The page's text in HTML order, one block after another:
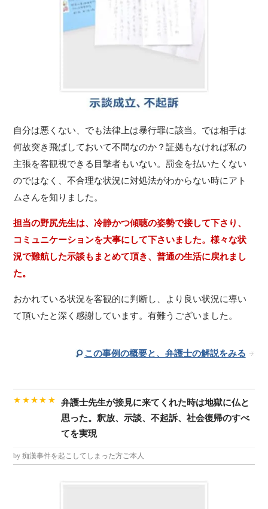
自分は悪くない、でも法律上は暴行罪に該当。では相手は
何故突き飛ばしておいて不問なのか？証拠もなければ私の
主張を客観視できる目撃者もいない。罰金を払いたくない
のではなく、不合理な状況に対処法がわからない時にアト
ムさんを知りました。
担当の野尻先生は、冷静かつ傾聴の姿勢で接して下さり、
コミュニケーションを大事にして下さいました。様々な状
況で難航した示談もまとめて頂き、普通の生活に戻れまし
た。
おかれている状況を客観的に判断し、より良い状況に導い
て頂いたと深く感謝しています。有難うございました。
この事例の概要と、弁護士の解説をみる
弁護士先生が接見に来てくれた時は地獄に仏と
思った。釈放、示談、不起訴、社会復帰のすべ
てを実現
by 痴漢事件を起こしてしまった方ご本人
★★★★★